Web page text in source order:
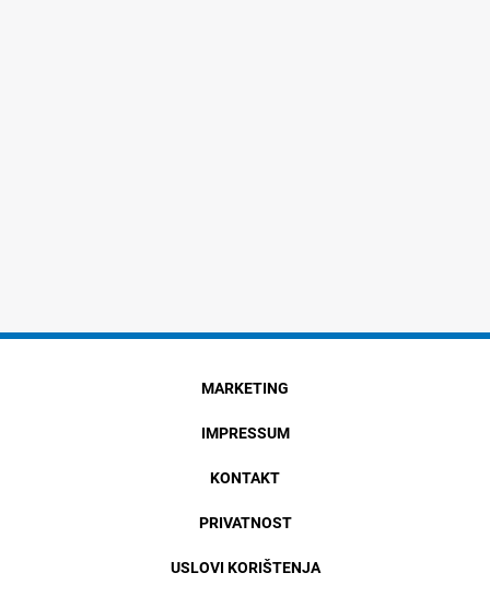
MARKETING
IMPRESSUM
KONTAKT
PRIVATNOST
USLOVI KORIŠTENJA